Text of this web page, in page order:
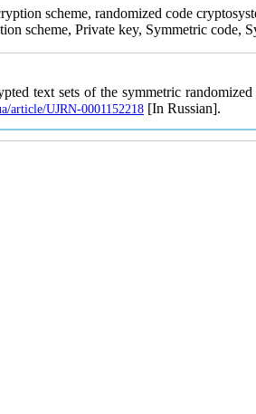
scheme, randomized code
scheme, Private key, Symmetric code,
text sets of the symmetric randomized
article/UJRN-0001152218[In Russian].